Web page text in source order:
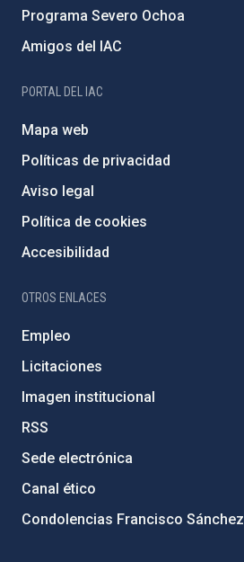
Programa Severo Ochoa
Amigos del IAC
PORTAL DEL IAC
Mapa web
Políticas de privacidad
Aviso legal
Política de cookies
Accesibilidad
OTROS ENLACES
Empleo
Licitaciones
Imagen institucional
RSS
Sede electrónica
Canal ético
Condolencias Francisco Sánchez